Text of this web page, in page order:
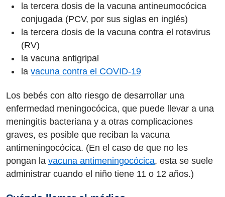
la tercera dosis de la vacuna antineumocócica
conjugada (PCV, por sus siglas en inglés)
la tercera dosis de la vacuna contra el rotavirus
(RV)
la vacuna antigripal
la vacuna contra el COVID-19
Los bebés con alto riesgo de desarrollar una
enfermedad meningocócica, que puede llevar a una
meningitis bacteriana y a otras complicaciones
graves, es posible que reciban la vacuna
antimeningocócica. (En el caso de que no les
pongan la vacuna antimeningocócica, esta se suele
administrar cuando el niño tiene 11 o 12 años.)